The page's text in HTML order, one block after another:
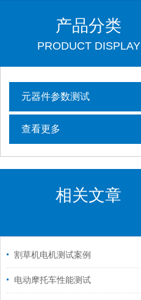
产品分类
PRODUCT DISPLAY
元器件参数测试
查看更多
相关文章
割草机电机测试案例
电动摩托车性能测试